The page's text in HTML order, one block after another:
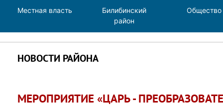
Местная власть
Билибинский
район
Общество
НОВОСТИ РАЙОНА
МЕРОПРИЯТИЕ «ЦАРЬ -